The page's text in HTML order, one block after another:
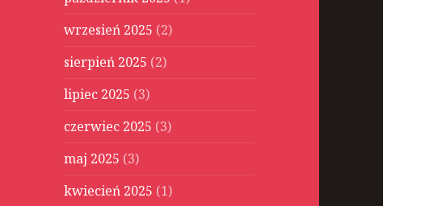
wrzesień 2025 (2)
sierpień 2025 (2)
lipiec 2025 (3)
czerwiec 2025 (3)
maj 2025 (3)
kwiecień 2025 (1)